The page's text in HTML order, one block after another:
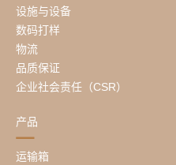
设施与设备
数码打样
物流
品质保证
企业社会责任（CSR）
产品
运输箱